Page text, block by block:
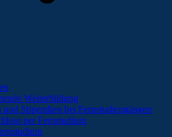
Weiterbildung
und Stipendien bei Fernstudiengängen
per Fernstudium